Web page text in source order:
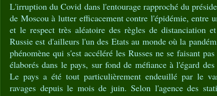
L'irruption du Covid dans l'entourage rapproché du
de Moscou à lutter efficacement contre l'épidémie, entre
et le respect très aléatoire des règles de distanciation
Russie est d'ailleurs l'un des Etats au monde où la
phénomène qui s'est accéléré les Russes ne se faisant
élaborés dans le pays, sur fond de méfiance à l'égard des
Le pays a été tout particulièrement endeuillé par le
ravages depuis le mois de juin. Selon l'agence des